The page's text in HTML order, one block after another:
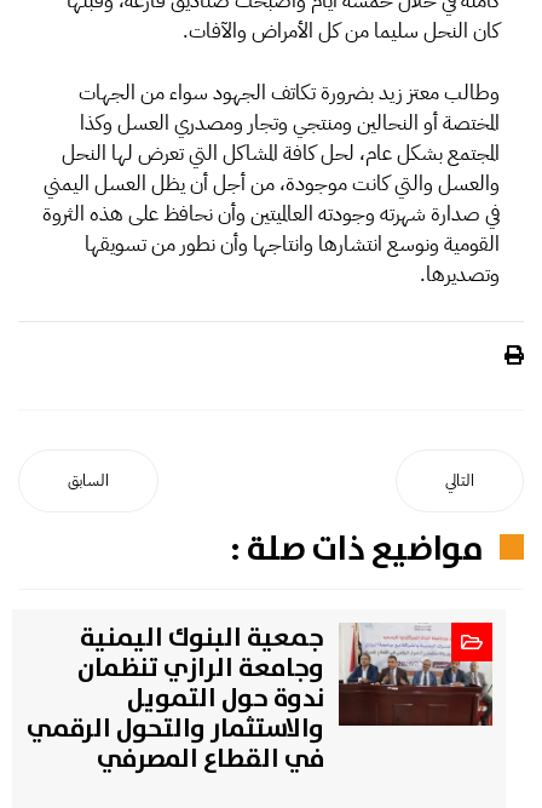
كان النحل سليما من كل الأمراض والآفات.
وطالب معتز زيد بضرورة تكاتف الجهود سواء من الجهات
المختصة أو النحالين ومنتجي وتجار ومصدري العسل وكذا
المجتمع بشكل عام، لحل كافة المشاكل التي تعرض لها النحل
والعسل والتي كانت موجودة، من أجل أن يظل العسل اليمني
في صدارة شهرته وجودته العالميتين وأن نحافظ على هذه الثروة
القومية ونوسع انتشارها وانتاجها وأن نطور من تسويقها
وتصديرها.
السابق التالي
مواضيع ذات صلة :
جمعية البنوك اليمنية
وجامعة الرازي تنظمان
ندوة حول التمويل
والاستثمار والتحول الرقمي
في القطاع المصرفي